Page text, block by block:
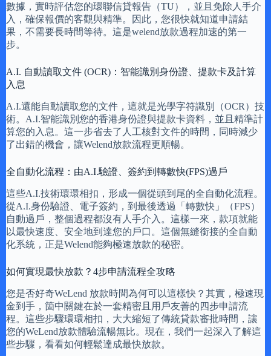
數據，實時評估您的環聯信貸報告（TU），並且免除人手介
入，確保報價的客觀與精準。因此，您很快就知道申請結
果，不需要長時間等待。這是welend放款過程加速的第一
步。
A.I. 自動讀取文件 (OCR)：智能識別身份證、提款卡及計算
入息
A.I.還能自動讀取您的文件，這就是光學字符識別（OCR）技
術。A.I.智能識別您的香港身份證與提款卡資料，並且精準計
算您的入息。這一步省去了人工核對文件的時間，同時減少
了出錯的機會，讓Welend放款流程更順暢。
全自動化流程：由A.I.驗證、簽約到轉數快(FPS)過戶
這些A.I.技術環環相扣，形成一個從頭到尾的全自動化流程。
從A.I.身份驗證、電子簽約，到最後透過「轉數快」（FPS）
自動過戶，整個過程都沒有人手介入。這樣一來，款項就能
以最快速度、安全地到達您的戶口。這個無縫銜接的全自動
化系統，正是Welend能夠極速放款的秘密。
如何實現最快放款？4步申請流程全攻略
您是否好奇WeLend 放款時間為何可以這樣快？其實，極速現
金到手，箇中關鍵在於一套精密且用戶友善的四步申請流
程。這些步驟環環相扣，大大縮短了傳統貸款審批時間，讓
您的WeLend放款體驗流暢無比。現在，我們一起深入了解這
些步驟，看看如何輕鬆達成最快放款。